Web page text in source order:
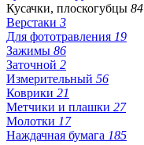
Кусачки, плоскогубцы 84
Верстаки 3
Для фототравления 19
Зажимы 86
Заточной 2
Измерительный 56
Коврики 21
Метчики и плашки 27
Молотки 17
Наждачная бумага 185